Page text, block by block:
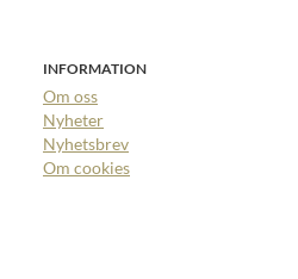
INFORMATION
Om oss
Nyheter
Nyhetsbrev
Om cookies